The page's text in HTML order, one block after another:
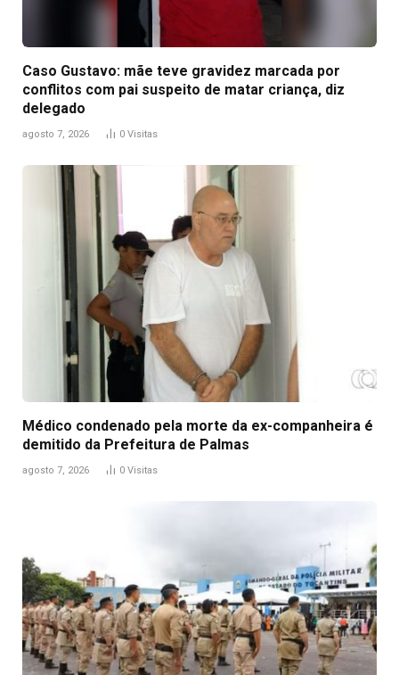
Caso Gustavo: mãe teve gravidez marcada por
conflitos com pai suspeito de matar criança, diz
delegado
agosto 7, 2026 0 Visitas
Médico condenado pela morte da ex-companheira é
demitido da Prefeitura de Palmas
agosto 7, 2026 0 Visitas